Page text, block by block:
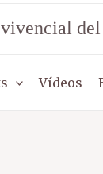
del
Vídeos